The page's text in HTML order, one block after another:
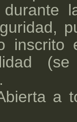
inscrito
a